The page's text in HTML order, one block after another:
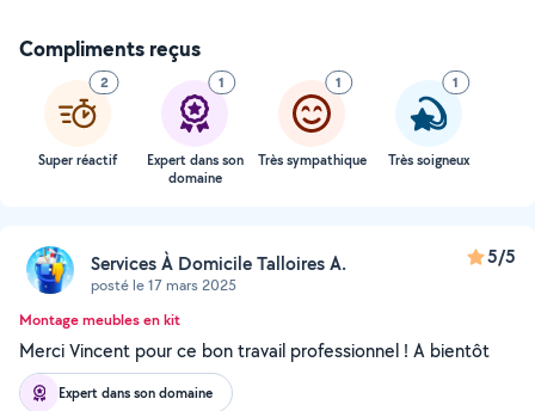
Compliments reçus
2
Super réactif
1
Expert dans son
domaine
1
Très sympathique
1
Très soigneux
Services À Domicile Talloires A.
posté le 17 mars 2025
5/5
Montage meubles en kit
Merci Vincent pour ce bon travail professionnel ! A bientôt
Expert dans son domaine